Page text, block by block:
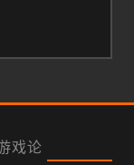
戏论